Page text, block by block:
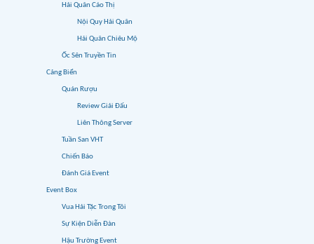
Hải Quân Cáo Thị
Nội Quy Hải Quân
Hải Quân Chiêu Mộ
Ốc Sên Truyền Tin
Cảng Biển
Quán Rượu
Review Giải Đấu
Liên Thông Server
Tuần San VHT
Chiến Báo
Đánh Giá Event
Event Box
Vua Hải Tặc Trong Tôi
Sự Kiện Diễn Đàn
Hậu Trường Event